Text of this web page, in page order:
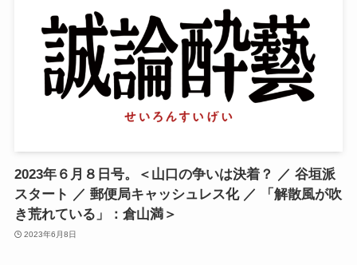
2023年６月８日号。＜山口の争いは決着？ ／ 谷垣派
スタート ／ 郵便局キャッシュレス化 ／ 「解散風が吹
き荒れている」：倉山満＞
2023年6月8日